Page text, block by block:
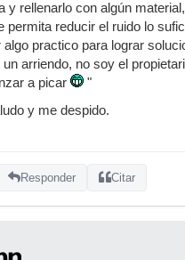
y rellenarlo con algún
permita reducir el ruido lo
algo practico para lograr
un arriendo, no soy el
a picar
"
y me despido.
Responder Citar